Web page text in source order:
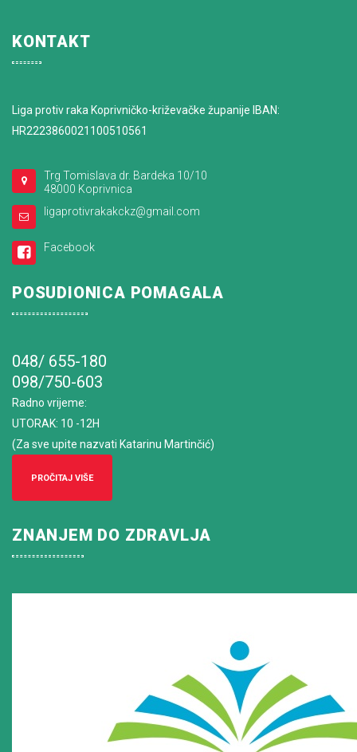
KONTAKT
Liga protiv raka Koprivničko-križevačke županije IBAN:
HR2223860021100510561
Trg Tomislava dr. Bardeka 10/10
48000 Koprivnica
ligaprotivrakakckz@gmail.com
Facebook
POSUDIONICA POMAGALA
048/ 655-180
098/750-603
Radno vrijeme:
UTORAK: 10 -12H
(Za sve upite nazvati Katarinu Martinčić)
PROČITAJ VIŠE
ZNANJEM DO ZDRAVLJA